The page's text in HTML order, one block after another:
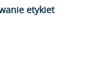
etykiet